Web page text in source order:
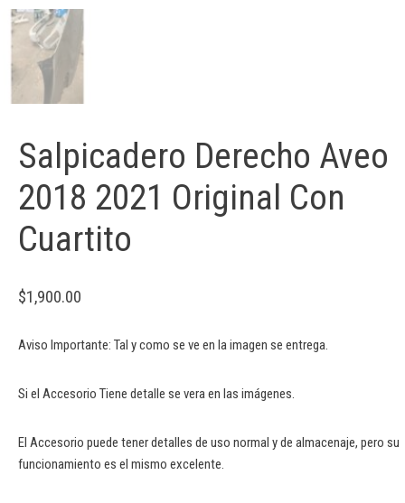
Salpicadero Derecho Aveo
2018 2021 Original Con
Cuartito
$1,900.00
Aviso Importante: Tal y como se ve en la imagen se entrega.
Si el Accesorio Tiene detalle se vera en las imágenes.
El Accesorio puede tener detalles de uso normal y de almacenaje, pero su
funcionamiento es el mismo excelente.